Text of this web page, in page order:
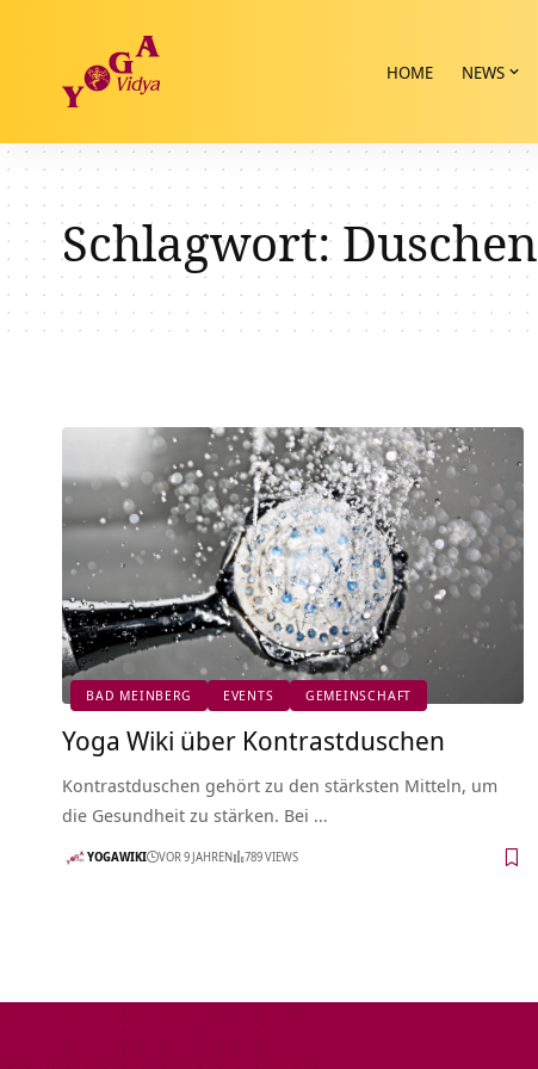
HOME NEWS
Schlagwort:Duschen
BAD MEINBERG EVENTS GEMEINSCHAFT
Yoga Wiki über Kontrastduschen
Kontrastduschen gehört zu den stärksten Mitteln, um
die Gesundheit zu stärken. Bei …
YOGAWIKI VOR 9 JAHREN 789 VIEWS